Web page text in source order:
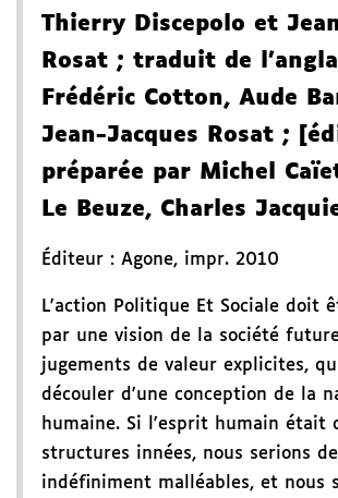
Thierry Discepolo et
Rosat ; traduit de
Frédéric Cotton, Aude
Jean-Jacques Rosat ;
préparée par Michel
Le Beuze, Charles
Éditeur : Agone, impr. 2010
L'action Politique Et Sociale doit
par une vision de la société
jugements de valeur explicites,
découler d'une conception de la
humaine. Si l'esprit humain était
structures innées, nous serions
indéfiniment malléables, et nous